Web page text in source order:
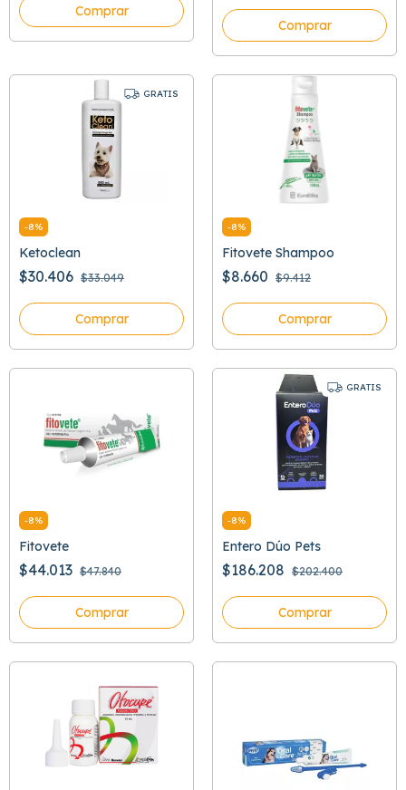
Comprar
Comprar
GRATIS
-8%
Ketoclean
$30.406 $33.049
Comprar
-8%
Fitovete Shampoo
$8.660 $9.412
Comprar
-8%
Fitovete
$44.013 $47.840
Comprar
GRATIS
-8%
Entero Dúo Pets
$186.208 $202.400
Comprar